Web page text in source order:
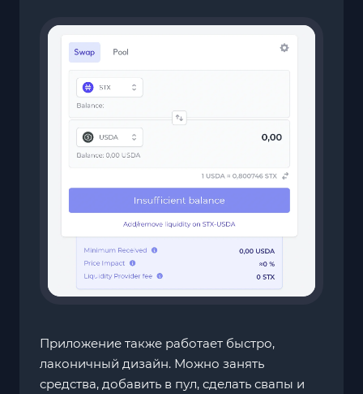
Приложение также работает быстро,
лаконичный дизайн. Можно занять
средства, добавить в пул, сделать свапы и